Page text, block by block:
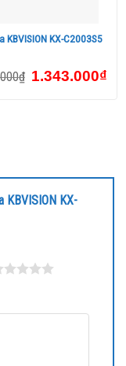
KBVISION KX-C2003S5
₫ 1.343.000₫
KBVISION KX-